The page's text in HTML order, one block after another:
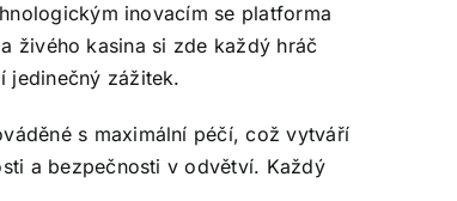
inovacím se platforma
živého kasina si zde každý hráč
jedinečný zážitek.
s maximální péčí, což vytváří
a bezpečnosti v odvětví. Každý